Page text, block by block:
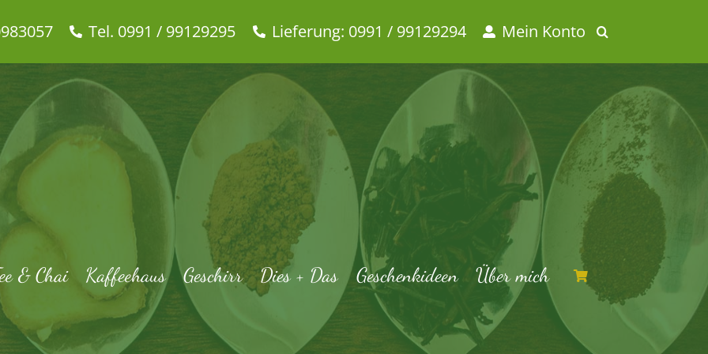
Tel. 0991 / 99129295 Lieferung: 0991 / 99129294 Mein Konto
& Chai Kaffeehaus Geschirr Dies + Das Geschenkideen Über mich